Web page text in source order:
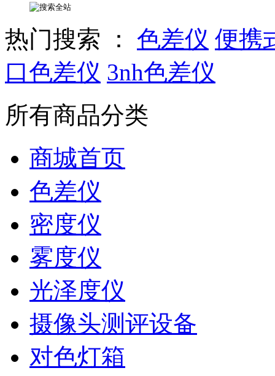
热门搜索 ： 色差仪 便携
口色差仪 3nh色差仪
所有商品分类
商城首页
色差仪
密度仪
雾度仪
光泽度仪
摄像头测评设备
对色灯箱